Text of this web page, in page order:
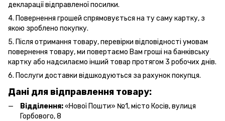
декларації відправленої посилки.
4. Повернення грошей спрямовується на ту саму картку, з
якою зроблено покупку.
5. Після отримання товару, перевірки відповідності умовам
повернення товару, ми повертаємо Вам гроші на банківську
картку або надсилаємо інший товар протягом 3 робочих днів.
6. Послуги доставки відшкодуються за рахунок покупця.
Дані для відправлення товару:
Відділення:«Нової Пошти» №1, місто Косів, вулиця
Горбового, 8